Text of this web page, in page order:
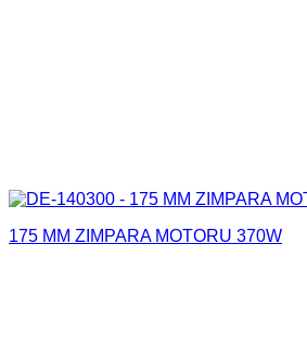
175 MM ZIMPARA MOTORU 370W